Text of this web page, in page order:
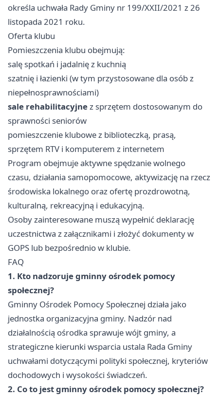
określa uchwała Rady Gminy nr 199/XXII/2021 z 26
listopada 2021 roku.
Oferta klubu
Pomieszczenia klubu obejmują:
salę spotkań i jadalnię z kuchnią
szatnię i łazienki (w tym przystosowane dla osób z
niepełnosprawnościami)
sale rehabilitacyjnez sprzętem dostosowanym do
sprawności seniorów
pomieszczenie klubowe z biblioteczką, prasą,
sprzętem RTV i komputerem z internetem
Program obejmuje aktywne spędzanie wolnego
czasu, działania samopomocowe, aktywizację na rzecz
środowiska lokalnego oraz ofertę prozdrowotną,
kulturalną, rekreacyjną i edukacyjną.
Osoby zainteresowane muszą wypełnić deklarację
uczestnictwa z załącznikami i złożyć dokumenty w
GOPS lub bezpośrednio w klubie.
FAQ
1. Kto nadzoruje gminny ośrodek pomocy
społecznej?
Gminny Ośrodek Pomocy Społecznej działa jako
jednostka organizacyjna gminy. Nadzór nad
działalnością ośrodka sprawuje wójt gminy, a
strategiczne kierunki wsparcia ustala Rada Gminy
uchwałami dotyczącymi polityki społecznej, kryteriów
dochodowych i wysokości świadczeń.
2. Co to jest gminny ośrodek pomocy społecznej?